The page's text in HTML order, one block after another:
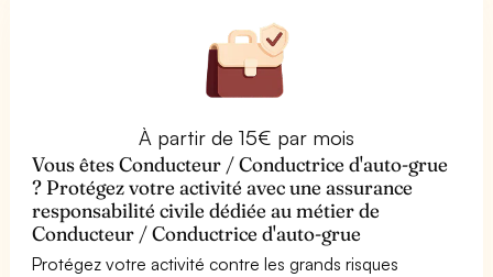
À partir de 15€ par mois
Vous êtes Conducteur / Conductrice d'auto-grue
? Protégez votre activité avec une assurance
responsabilité civile dédiée au métier de
Conducteur / Conductrice d'auto-grue
Protégez votre activité contre les grands risques